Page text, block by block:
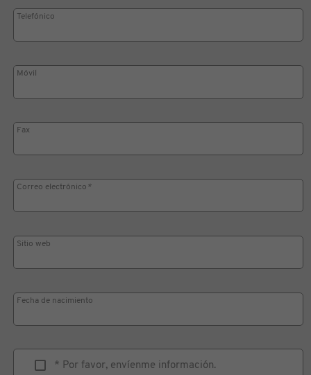
Telefónico
Móvil
Fax
Correo electrónico *
Sitio web
Fecha de nacimiento
* Por favor, envíenme información.